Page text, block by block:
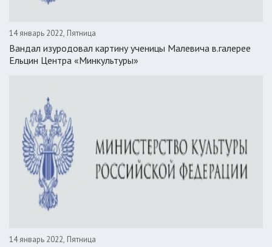
14 январь 2022, Пятница
Вандал изуродовал картину ученицы Малевича в.галерее
Ельцин Центра «Минкультуры»
14 январь 2022, Пятница